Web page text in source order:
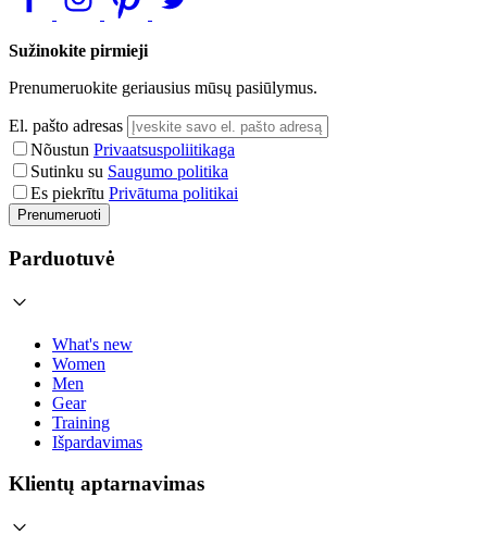
Sužinokite pirmieji
Prenumeruokite geriausius mūsų pasiūlymus.
El. pašto adresas
Nõustun Privaatsuspoliitikaga
Sutinku su Saugumo politika
Es piekrītu Privātuma politikai
Prenumeruoti
Parduotuvė
What's new
Women
Men
Gear
Training
Išpardavimas
Klientų aptarnavimas